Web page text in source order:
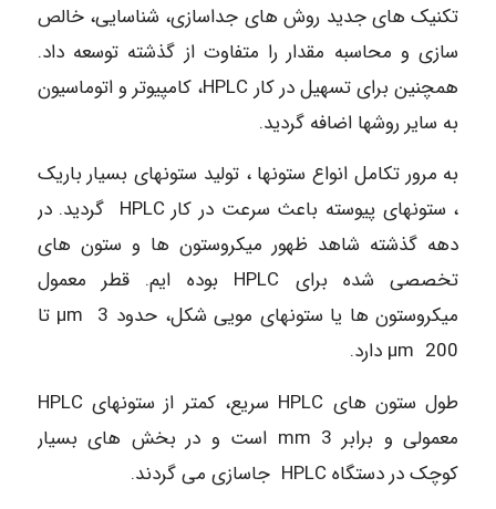
تکنیک های جدید روش های جداسازی، شناسایی، خالص
سازی و محاسبه مقدار را متفاوت از گذشته توسعه داد.
همچنین برای تسهیل در کار HPLC، کامپیوتر و اتوماسیون
به سایر روشها اضافه گردید.
به مرور تکامل انواع ستونها ، تولید ستونهای بسیار باریک
، ستونهای پیوسته باعث سرعت در کار HPLC گردید. در
دهه گذشته شاهد ظهور میکروستون ها و ستون های
تخصصی شده برای HPLC بوده ایم. قطر معمول
میکروستون ها یا ستونهای مویی شکل، حدود µm 3 تا
µm 200 دارد.
طول ستون های HPLC سریع، کمتر از ستونهای HPLC
معمولی و برابر mm 3 است و در بخش های بسیار
کوچک در دستگاه HPLC جاسازی می گردند.